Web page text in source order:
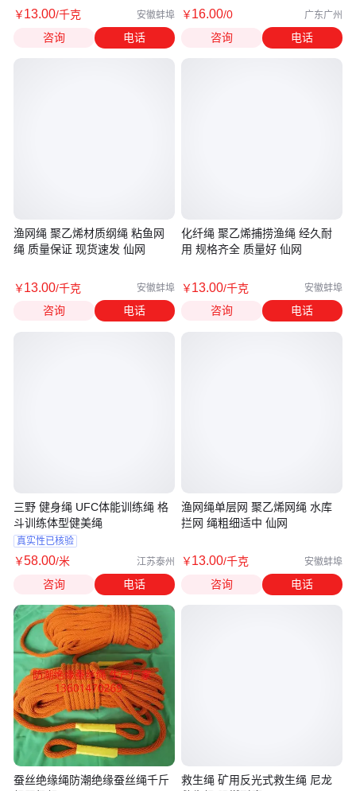
￥13.00/千克 安徽蚌埠
咨询 电话
渔网绳 聚乙烯材质纲绳 粘鱼网
绳 质量保证 现货速发 仙网
￥13.00/千克 安徽蚌埠
咨询 电话
三野 健身绳 UFC体能训练绳 格
斗训练体型健美绳
真实性已核验
￥58.00/米 江苏泰州
咨询 电话
蚕丝绝缘绳防潮绝缘蚕丝绳千斤
￥16.00/0 广东广州
咨询 电话
化纤绳 聚乙烯捕捞渔绳 经久耐
用 规格齐全 质量好 仙网
￥13.00/千克 安徽蚌埠
咨询 电话
渔网绳单层网 聚乙烯网绳 水库
拦网 绳粗细适中 仙网
￥13.00/千克 安徽蚌埠
咨询 电话
救生绳 矿用反光式救生绳 尼龙